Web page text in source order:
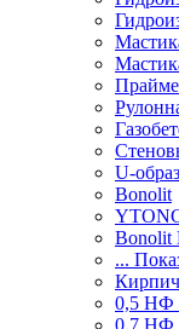
U-
Bonolit
Bonolit
...
Кирпич
0,5 НФ
0,7 НФ